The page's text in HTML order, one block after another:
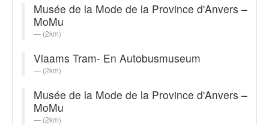
Musée de la Mode de la Province d'Anvers –
MoMu
(2km)
Vlaams Tram- En Autobusmuseum
(2km)
Musée de la Mode de la Province d'Anvers –
MoMu
(2km)